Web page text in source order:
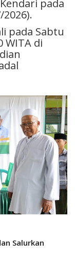
pada
pada Sabtu
WITA di
Salurkan